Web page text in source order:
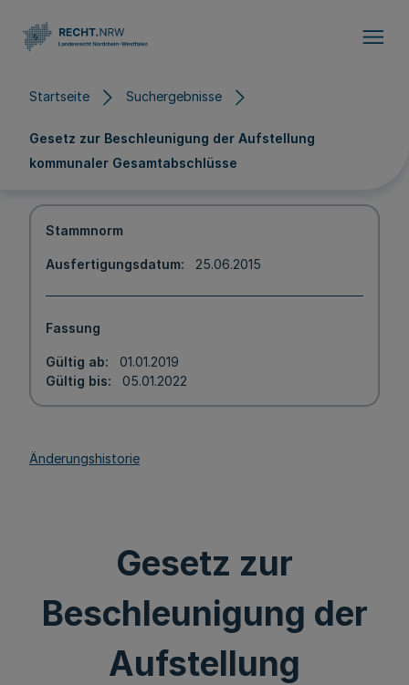
Startseite Suchergebnisse
Gesetz zur Beschleunigung der Aufstellung
kommunaler Gesamtabschlüsse
Stammnorm
Ausfertigungsdatum 25.06.2015
Fassung
Gültig ab
01.01.2019
Gültig bis
05.01.2022
Änderungshistorie
Gesetz zur
Beschleunigung der
Aufstellung